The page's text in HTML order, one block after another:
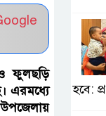
ও ফুলছড়ি
এরমধ্যে
হবে: